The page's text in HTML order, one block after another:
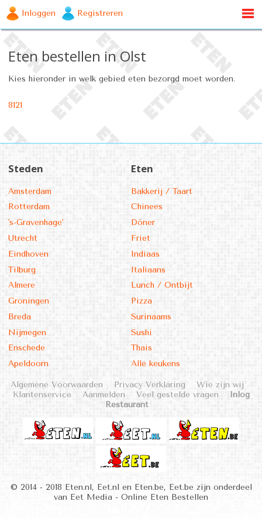
Inloggen Registreren
Eten bestellen in Olst
Kies hieronder in welk gebied eten bezorgd moet worden.
8121
Steden
Amsterdam
Rotterdam
's-Gravenhage'
Utrecht
Eindhoven
Tilburg
Almere
Groningen
Breda
Nijmegen
Enschede
Apeldoorn
Eten
Bakkerij / Taart
Chinees
Döner
Friet
Indiaas
Italiaans
Lunch / Ontbijt
Pizza
Surinaams
Sushi
Thais
Alle keukens
Algemene Voorwaarden Privacy Verklaring
Wie zijn wij
Klantenservice
Aanmelden Veel gestelde vragen
Inlog
Restaurant
© 2014 - 2018 Eten.nl, Eet.nl en Eten.be, Eet.be zijn onderdeel
van Eet Media - Online Eten Bestellen